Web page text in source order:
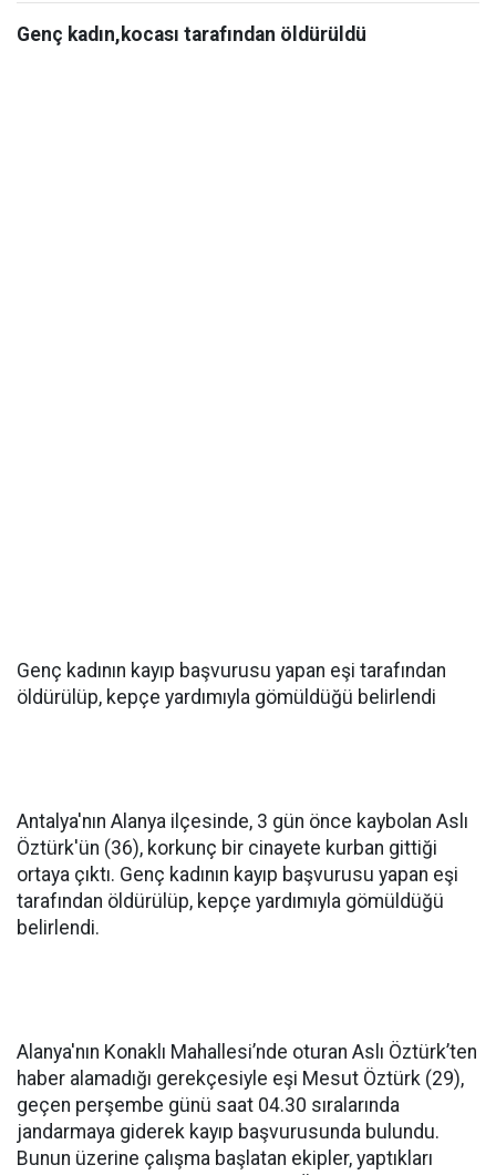
Genç kadın,kocası tarafından öldürüldü
Genç kadının kayıp başvurusu yapan eşi tarafından
öldürülüp, kepçe yardımıyla gömüldüğü belirlendi
Antalya'nın Alanya ilçesinde, 3 gün önce kaybolan Aslı
Öztürk'ün (36), korkunç bir cinayete kurban gittiği
ortaya çıktı. Genç kadının kayıp başvurusu yapan eşi
tarafından öldürülüp, kepçe yardımıyla gömüldüğü
belirlendi.
Alanya'nın Konaklı Mahallesi’nde oturan Aslı Öztürk’ten
haber alamadığı gerekçesiyle eşi Mesut Öztürk (29),
geçen perşembe günü saat 04.30 sıralarında
jandarmaya giderek kayıp başvurusunda bulundu.
Bunun üzerine çalışma başlatan ekipler, yaptıkları